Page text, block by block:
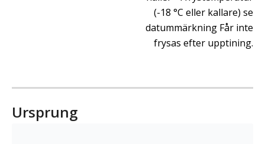
(-18 °C eller kallare) se
datummärkning Får inte
frysas efter upptining.
Ursprung